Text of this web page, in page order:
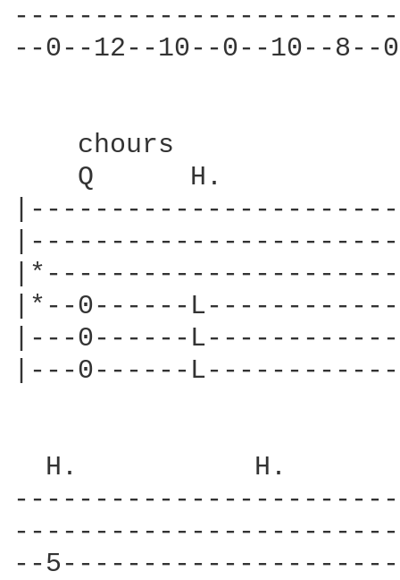
--0--12--10--0--10--
Q      H.
|*--0------
|---0------
|---0------
H.           H.
--